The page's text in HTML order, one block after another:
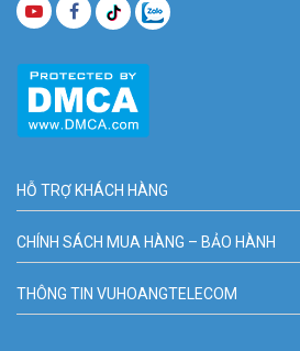
HỖ TRỢ KHÁCH HÀNG
CHÍNH SÁCH MUA HÀNG – BẢO HÀNH
THÔNG TIN VUHOANGTELECOM